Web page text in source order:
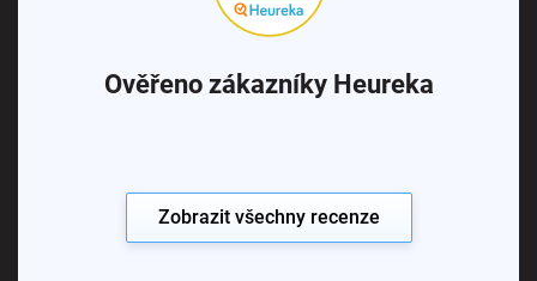
Ověřeno zákazníky Heureka
Zobrazit všechny recenze